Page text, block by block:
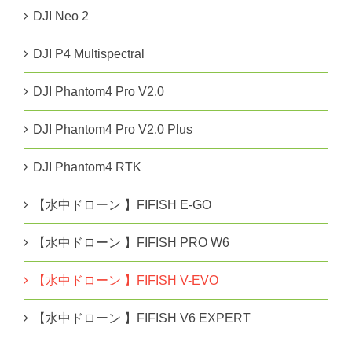
DJI Neo 2
DJI P4 Multispectral
DJI Phantom4 Pro V2.0
DJI Phantom4 Pro V2.0 Plus
DJI Phantom4 RTK
【水中ドローン 】FIFISH E-GO
【水中ドローン 】FIFISH PRO W6
【水中ドローン 】FIFISH V-EVO
【水中ドローン 】FIFISH V6 EXPERT